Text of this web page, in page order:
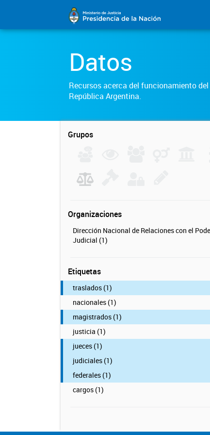
Datos
Recursos acerca del funcionamiento
República Argentina.
Grupos
Organizaciones
Dirección Nacional de Relaciones con el
Judicial (1)
Etiquetas
traslados (1)
nacionales (1)
magistrados (1)
justicia (1)
jueces (1)
judiciales (1)
federales (1)
cargos (1)